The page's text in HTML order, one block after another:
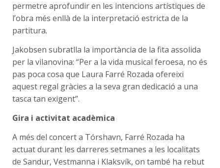
permetre aprofundir en les intencions artístiques de
l’obra més enllà de la interpretació estricta de la
partitura.
Jakobsen subratlla la importància de la fita assolida
per la vilanovina: “Per a la vida musical feroesa, no és
pas poca cosa que Laura Farré Rozada ofereixi
aquest regal gràcies a la seva gran dedicació a una
tasca tan exigent”.
Gira i activitat acadèmica
A més del concert a Tórshavn, Farré Rozada ha
actuat durant les darreres setmanes a les localitats
de Sandur, Vestmanna i Klaksvík, on també ha rebut